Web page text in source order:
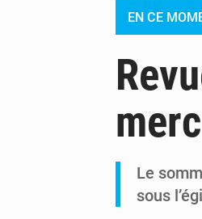
EN CE
Le
sous